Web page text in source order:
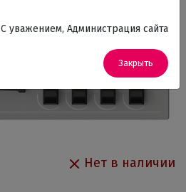
Нет в наличии
C уважением, Администрация сайта
Закрыть